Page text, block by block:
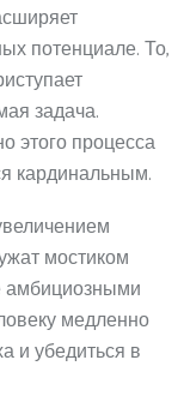
потенциале. То,
задача.
этого процесса
кардинальным.
мостиком
амбициозными
медленно
и убедиться в